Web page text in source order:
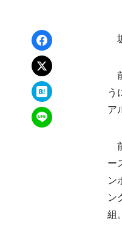
Facebookでシ
xでポスト
はてなブック
LINEで送る
う
ア
ー
ン
ン
組